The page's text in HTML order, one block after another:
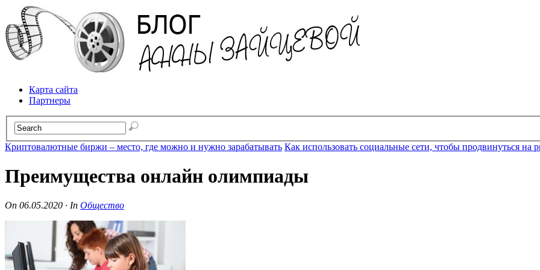
Карта сайта
Партнеры
Криптовалютные биржи – место, где можно и нужно зарабатывать Как использовать социальные сети, чтобы продвинуться на
Преимущества онлайн олимпиады
On 06.05.2020 · In Общество